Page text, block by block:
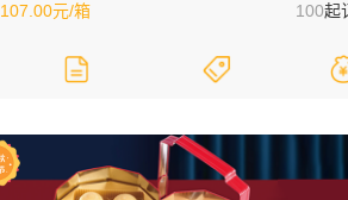
107.00元/箱 100起